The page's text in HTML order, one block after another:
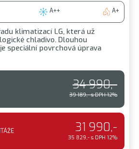
A++ A+
klimatizací LG, která už
chladivo. Dlouhou
speciální povrchová úprava
34 990,-
39 189,- s DPH 12%
31 990,-
35 829,- s DPH 12%